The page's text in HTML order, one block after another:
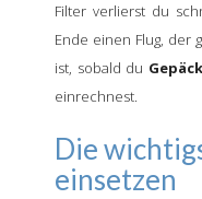
Filter verlierst du
Ende einen Flug, der
ist, sobald du
einrechnest.
Die
einsetzen